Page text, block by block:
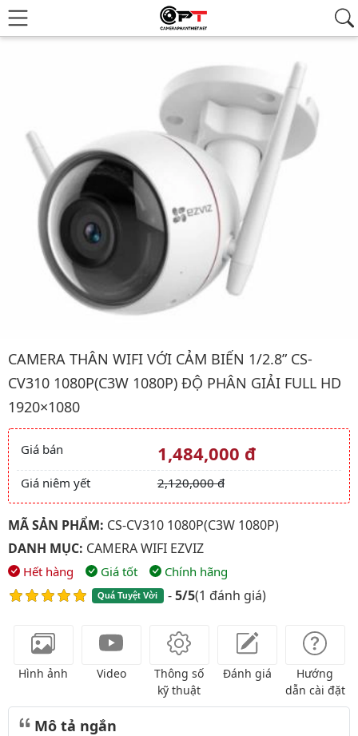
Hình ảnh đại diện của sản phẩm Camera thân wifi với cảm biến
CAMERA THÂN WIFI VỚI CẢM BIẾN 1/2.8” CS-
CV310 1080P(C3W 1080P) ĐỘ PHÂN GIẢI FULL HD
1920×1080
Giá và khuyến mãi
Giá bán 1,484,000 đ
Giá niêm yết 2,120,000 đ
MÃ SẢN PHẨM: CS-CV310 1080P(C3W 1080P)
DANH MỤC: CAMERA WIFI EZVIZ
Hết hàng Giá tốt Chính hãng
Quá Tuyệt Vời -5/5(1 đánh giá)
Hình ảnh Video
Thông số
kỹ thuật
Đánh giá
Hướng
dẫn cài đặt
Mô tả ngắn